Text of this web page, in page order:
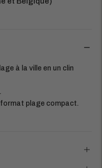
à la ville en un clin
format plage compact.